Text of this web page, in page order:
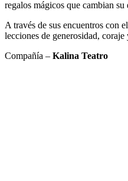
regalos mágicos que cambian su
A través de sus encuentros con
lecciones de generosidad, coraje
Compañía – Kalina Teatro